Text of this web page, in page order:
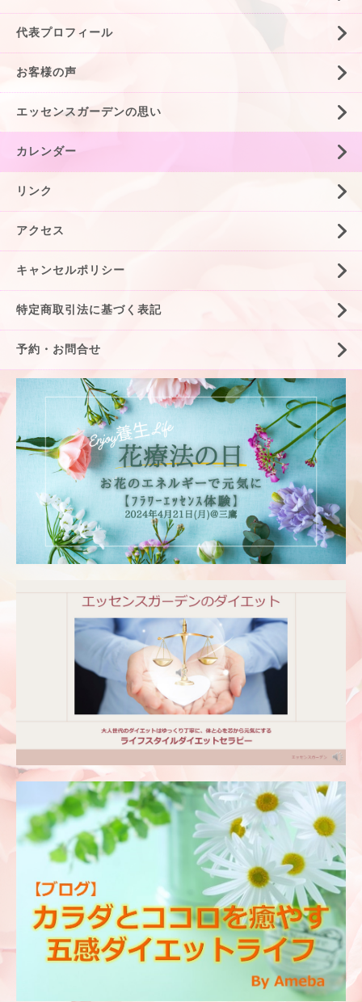
代表プロフィール
お客様の声
エッセンスガーデンの思い
カレンダー
リンク
アクセス
キャンセルポリシー
特定商取引法に基づく表記
予約・お問合せ